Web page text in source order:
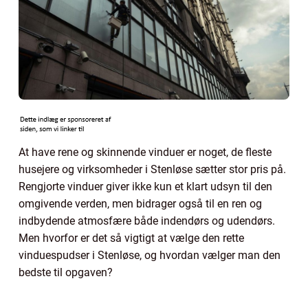
At have rene og skinnende vinduer er noget, de fleste
husejere og virksomheder i Stenløse sætter stor pris på.
Rengjorte vinduer giver ikke kun et klart udsyn til den
omgivende verden, men bidrager også til en ren og
indbydende atmosfære både indendørs og udendørs.
Men hvorfor er det så vigtigt at vælge den rette
vinduespudser i Stenløse, og hvordan vælger man den
bedste til opgaven?